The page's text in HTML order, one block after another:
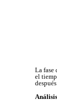
La fase
el